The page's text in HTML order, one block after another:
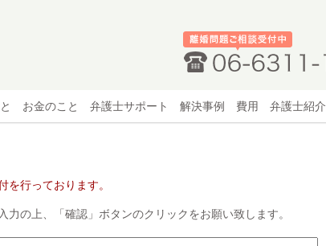
行っております。
の上、「確認」ボタンのクリックをお願い致します。
お金のこと 弁護士サポート 解決事例 費用 弁護士紹介